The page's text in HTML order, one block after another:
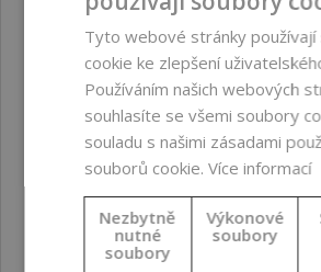
Přehled alergenů a dokument IFRA
PARAMETRY
INCI
Bez obsahu
Tyto webové stránky používají
cookie ke zlepšení
Používáním našich webových
souhlasíte se všemi soubory
souladu s našimi zásadami
souborů cookie.Více informací
Nezbytně
nutné
soubory
Výkonové
soubory